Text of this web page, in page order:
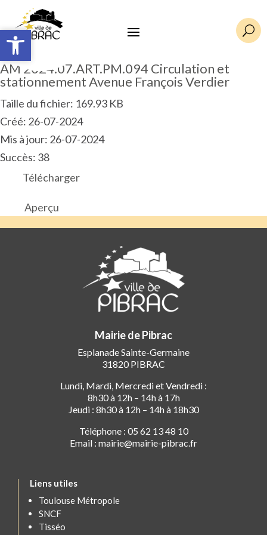
Ouvrir la barre d’outils U
AM 2024.07.ART.PM.094 Circulation et
stationnement Avenue François Verdier
Taille du fichier: 169.93 KB
Créé: 26-07-2024
Mis à jour: 26-07-2024
Succès: 38
Télécharger
Aperçu
Mairie de Pibrac
Esplanade Sainte-Germaine
31820 PIBRAC
Lundi, Mardi, Mercredi et Vendredi :
8h30 à 12h – 14h à 17h
Jeudi : 8h30 à 12h – 14h à 18h30
Téléphone : 05 62 13 48 10
Email : mairie@mairie-pibrac.fr
Liens utiles
Toulouse Métropole
SNCF
Tisséo
Ouvrir la barre d’outils